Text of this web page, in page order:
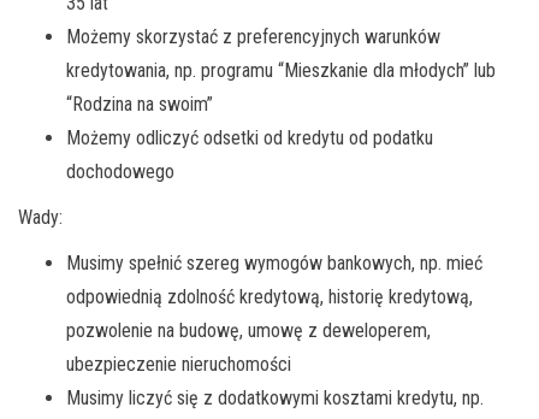
Możemy skorzystać z preferencyjnych warunków
kredytowania, np. programu “Mieszkanie dla młodych” lub
“Rodzina na swoim”
Możemy odliczyć odsetki od kredytu od podatku
dochodowego
Wady:
Musimy spełnić szereg wymogów bankowych, np. mieć
odpowiednią zdolność kredytową, historię kredytową,
pozwolenie na budowę, umowę z deweloperem,
ubezpieczenie nieruchomości
Musimy liczyć się z dodatkowymi kosztami kredytu, np.